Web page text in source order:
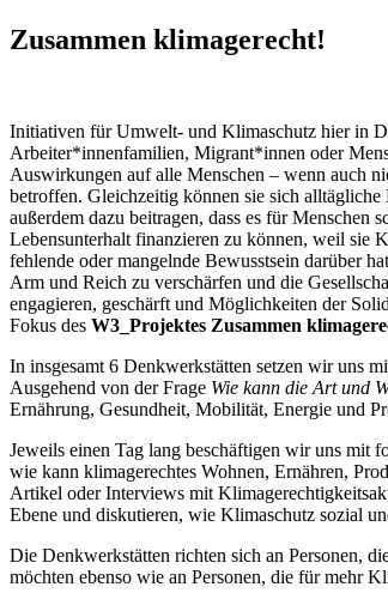
Zusammen klimagerecht!
Initiativen für Umwelt- und Klimaschutz hier in
Arbeiter*innenfamilien, Migrant*innen oder
Auswirkungen auf alle Menschen – wenn auch
betroffen. Gleichzeitig können sie sich
außerdem dazu beitragen, dass es für
Lebensunterhalt finanzieren zu können, weil sie
fehlende oder mangelnde Bewusstsein darüber
Arm und Reich zu verschärfen und die
engagieren, geschärft und Möglichkeiten der
Fokus des W3_Projektes Zusammen
In insgesamt 6 Denkwerkstätten setzen wir uns
Ausgehend von der Frage Wie kann die Art und
Ernährung, Gesundheit, Mobilität, Energie und
Jeweils einen Tag lang beschäftigen wir uns mit
wie kann klimagerechtes Wohnen, Ernähren,
Artikel oder Interviews mit
Ebene und diskutieren, wie Klimaschutz sozial
Die Denkwerkstätten richten sich an Personen,
möchten ebenso wie an Personen, die für mehr